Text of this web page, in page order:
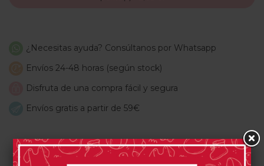
¿Necesitas ayuda? Consúltanos por Whatsapp
Envíos 24-48 horas (según stock)
Disfruta de una compra fácil y segura
Envíos gratis a partir de 59€